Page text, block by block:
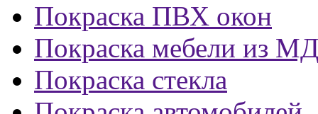
Покраска ПВХ окон
Покраска мебели из
Покраска стекла